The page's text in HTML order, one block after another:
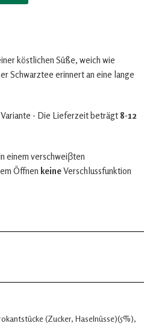
köstlichen Süße, weich wie
Schwarztee erinnert an eine lange
- Die Lieferzeit beträgt 8-12
einem verschweiβten
Öffnen keineVerschlussfunktion
(Zucker, Haselnüsse)(5%),